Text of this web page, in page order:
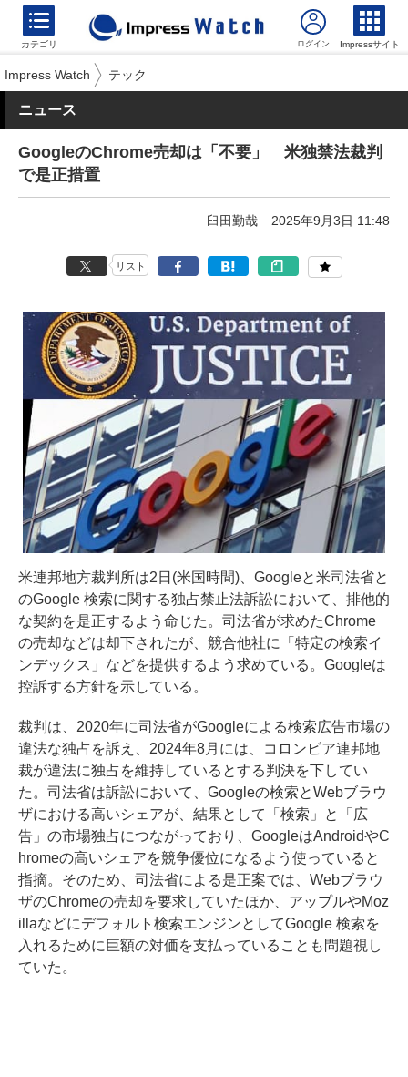
カテゴリ Impressサイト
Impress Watch テック
ニュース
GoogleのChrome売却は「不要」 米独禁法裁判
で是正措置
臼田勤哉 2025年9月3日 11:48
リスト
米連邦地方裁判所は2日(米国時間)、Googleと米司法省と
のGoogle 検索に関する独占禁止法訴訟において、排他的
な契約を是正するよう命じた。司法省が求めたChrome
の売却などは却下されたが、競合他社に「特定の検索イ
ンデックス」などを提供するよう求めている。Googleは
控訴する方針を示している。
裁判は、2020年に司法省がGoogleによる検索広告市場の
違法な独占を訴え、2024年8月には、コロンビア連邦地
裁が違法に独占を維持しているとする判決を下してい
た。司法省は訴訟において、Googleの検索とWebブラウ
ザにおける高いシェアが、結果として「検索」と「広
告」の市場独占につながっており、GoogleはAndroidやC
hromeの高いシェアを競争優位になるよう使っていると
指摘。そのため、司法省による是正案では、Webブラウ
ザのChromeの売却を要求していたほか、アップルやMoz
illaなどにデフォルト検索エンジンとしてGoogle 検索を
入れるために巨額の対価を支払っていることも問題視し
ていた。